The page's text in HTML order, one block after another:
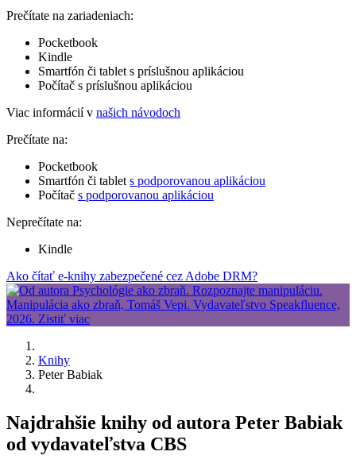
Prečítate na zariadeniach:
Pocketbook
Kindle
Smartfón či tablet s príslušnou aplikáciou
Počítač s príslušnou aplikáciou
Viac informácií v našich návodoch
Prečítate na:
Pocketbook
Smartfón či tablet s podporovanou aplikáciou
Počítač s podporovanou aplikáciou
Neprečítate na:
Kindle
Ako čítať e-knihy zabezpečené cez Adobe DRM?
Knihy
Peter Babiak
Najdrahšie knihy od autora Peter Babiak
od vydavateľstva CBS